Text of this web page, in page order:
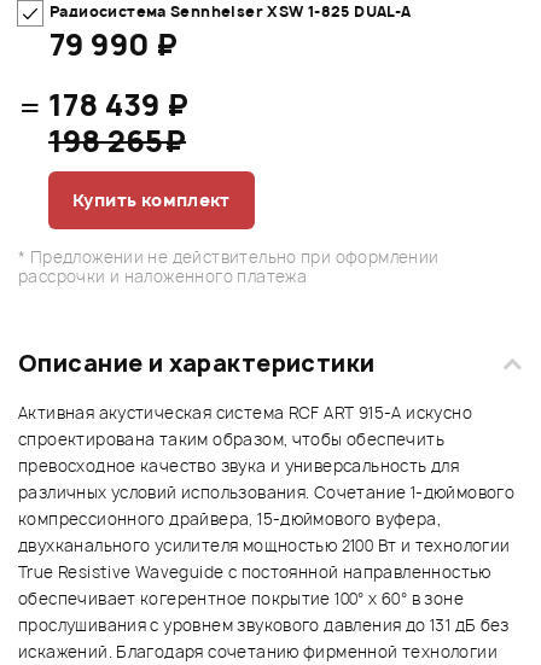
Радиосистема Sennheiser XSW 1-825 DUAL-A
79 990 ₽
= 178 439 ₽
198 265₽
Купить комплект
* Предложении не действительно при оформлении
рассрочки и наложенного платежа
Описание и характеристики
Активная акустическая система RCF ART 915-A искусно
спроектирована таким образом, чтобы обеспечить
превосходное качество звука и универсальность для
различных условий использования. Сочетание 1-дюймового
компрессионного драйвера, 15-дюймового вуфера,
двухканального усилителя мощностью 2100 Вт и технологии
True Resistive Waveguide с постоянной направленностью
обеспечивает когерентное покрытие 100° x 60° в зоне
прослушивания с уровнем звукового давления до 131 дБ без
искажений. Благодаря сочетанию фирменной технологии